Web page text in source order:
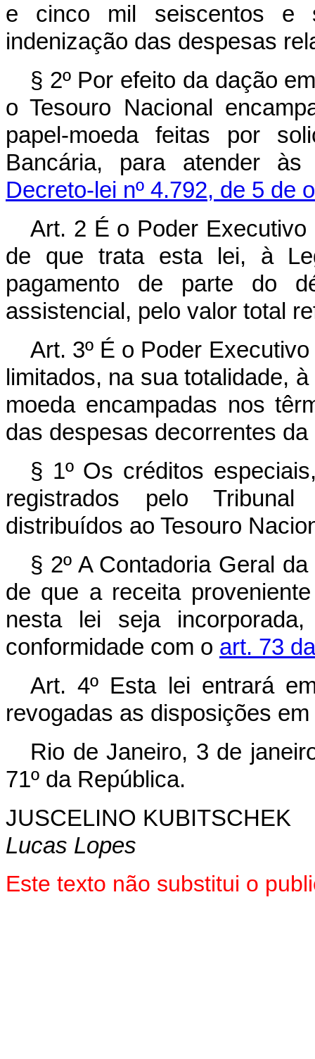
e cinco mil seiscentos e
indenização das despesas
§ 2º Por efeito da dação
o Tesouro Nacional
papel-moeda feitas por
Bancária, para atender
Decreto-lei nº 4.792, de 5 de
Art. 2 É o Poder
de que trata esta lei, à
pagamento de parte do
assistencial, pelo valor total
Art. 3º É o Poder
limitados, na sua totalidade,
moeda encampadas nos
das despesas decorrentes
§ 1º Os créditos
registrados pelo
distribuídos ao Tesouro
§ 2º A Contadoria Geral
de que a receita
nesta lei seja
conformidade com o art. 73
Art. 4º Esta lei entrará
revogadas as disposições
Rio de Janeiro, 3 de
71º da República.
JUSCELINO KUBITSCHEK
Lucas Lopes
Este texto não substitui o